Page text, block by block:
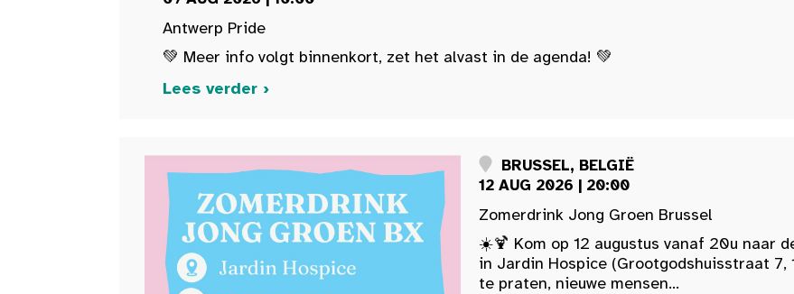
Antwerp Pride
💚 Meer info volgt binnenkort, zet het alvast in de agenda! 💚
Lees verder ›
BRUSSEL, BELGIË
12 AUG 2026 | 20:00
Zomerdrink Jong Groen Brussel
☀️🍹 Kom op 12 augustus vanaf 20u naar
in Jardin Hospice (Grootgodshuisstraat
te praten, nieuwe mensen...